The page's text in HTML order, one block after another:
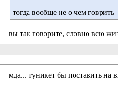
тогда вообще не о чем говрить
вы так говорите, словно всю
мда... туникет бы поставить на